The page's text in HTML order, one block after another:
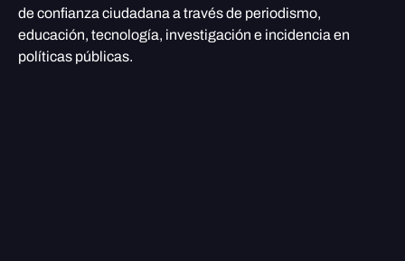
de confianza ciudadana a través de periodismo,
educación, tecnología, investigación e incidencia en
políticas públicas.